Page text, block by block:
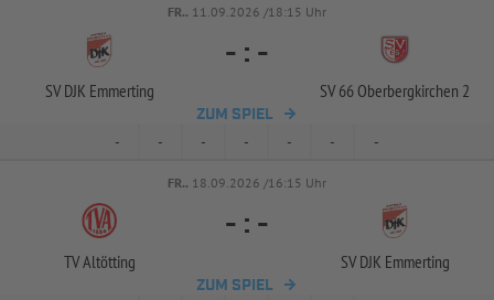
FR.. 11.09.2026 /18:15 Uhr
SV DJK Emmerting
- : -
SV 66 Oberbergkirchen 2
ZUM SPIEL
- - - - - - -
FR.. 18.09.2026 /16:15 Uhr
TV Altötting
- : -
SV DJK Emmerting
ZUM SPIEL